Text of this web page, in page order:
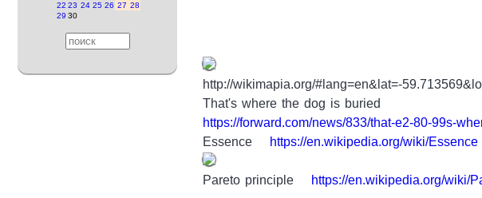
22 23 24 25 26 27 28
29 30
http://wikimapia.org/#lang=en&lat=-
That's where the dog is buried
https://forward.com/news/833/that-e2-80-99s-
Essence
https://en.wikipedia.org/wiki/Essence
Pareto principle https://en.wikipedia.org/wiki/